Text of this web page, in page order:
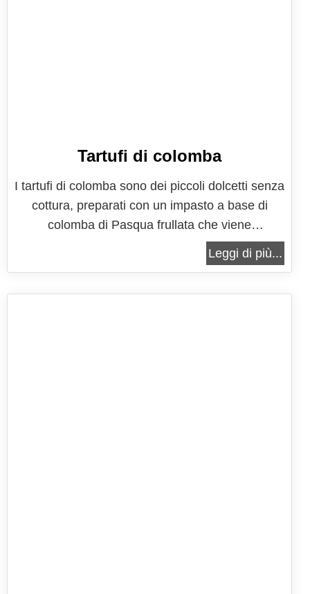
Tartufi di colomba
I tartufi di colomba sono dei piccoli dolcetti senza
cottura, preparati con un impasto a base di
colomba di Pasqua frullata che viene
amalgamata con mascarpone (sostituibile da
altro formaggio cremoso), aromatizzato con
Leggi di più...